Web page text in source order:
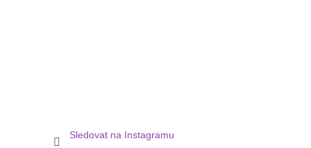
Sledovat na Instagramu